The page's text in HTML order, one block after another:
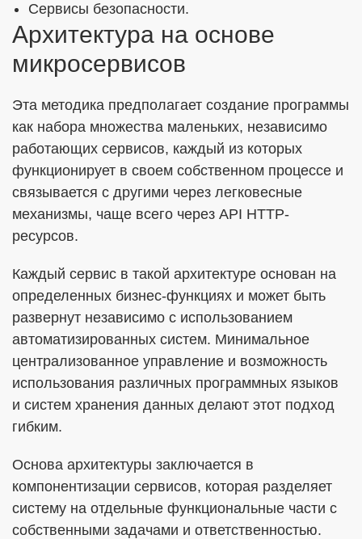
Сервисы безопасности.
Архитектура на основе
микросервисов
Эта методика предполагает создание программы
как набора множества маленьких, независимо
работающих сервисов, каждый из которых
функционирует в своем собственном процессе и
связывается с другими через легковесные
механизмы, чаще всего через API HTTP-
ресурсов.
Каждый сервис в такой архитектуре основан на
определенных бизнес-функциях и может быть
развернут независимо с использованием
автоматизированных систем. Минимальное
централизованное управление и возможность
использования различных программных языков
и систем хранения данных делают этот подход
гибким.
Основа архитектуры заключается в
компонентизации сервисов, которая разделяет
систему на отдельные функциональные части с
собственными задачами и ответственностью.